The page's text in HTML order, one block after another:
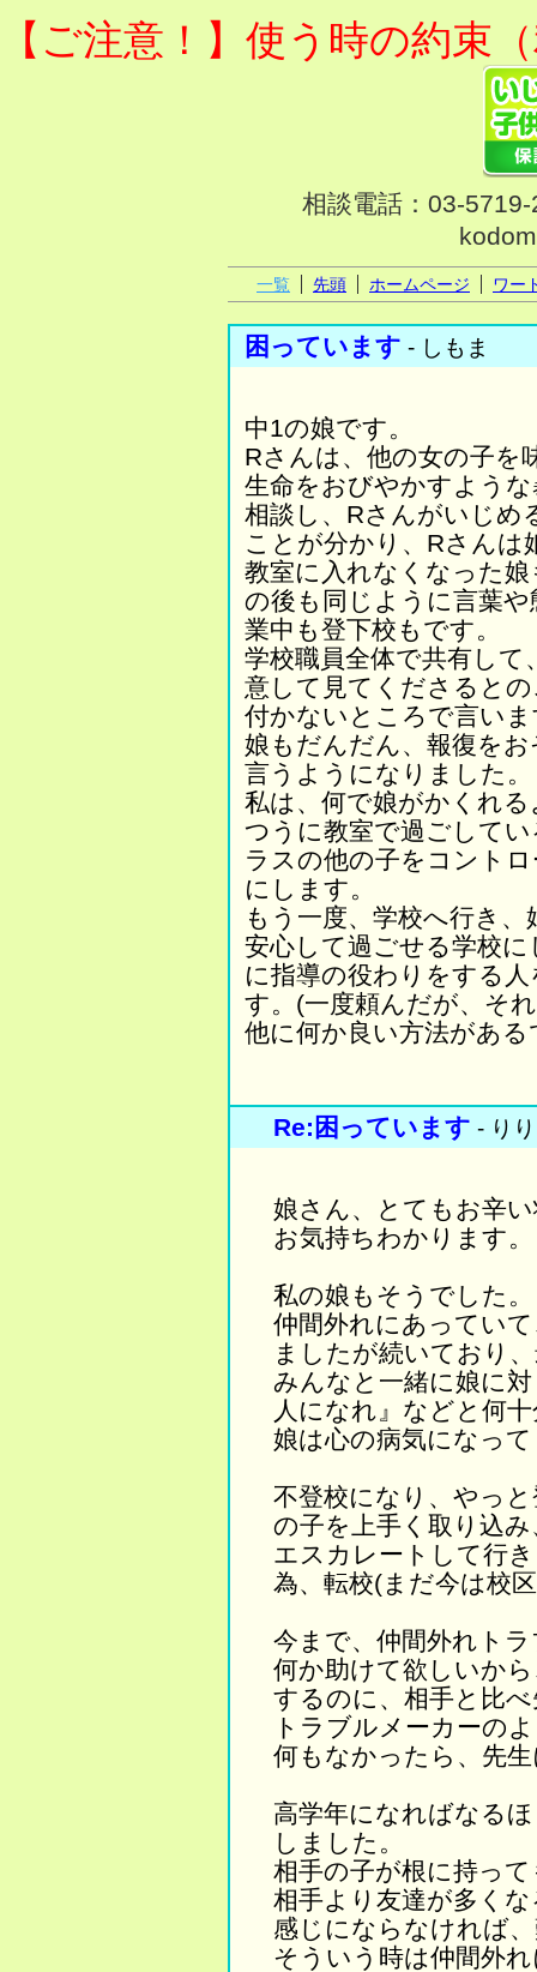
【ご注意！】使う時の約束
相談電話：03-
一覧 先頭 ホームページ ワー
困っています - しもま
中1の娘です。
Rさんは、他の女の子を
生命をおびやかすよう
相談し、Rさんがいじめ
ことが分かり、Rさんは
教室に入れなくなった
の後も同じように言葉
業中も登下校もです。
学校職員全体で共有し
意して見てくださると
付かないところで言い
娘もだんだん、報復を
言うようになりました。
私は、何で娘がかくれ
つうに教室で過ごして
ラスの他の子をコント
にします。
もう一度、学校へ行き
安心して過ごせる学校
に指導の役わりをする
す。(一度頼んだが、そ
他に何か良い方法があ
Re:困っています - りり
娘さん、とてもお辛
お気持ちわかります。
私の娘もそうでした。
仲間外れにあってい
ましたが続いており
みんなと一緒に娘に
人になれ』などと何
娘は心の病気になっ
不登校になり、やっ
の子を上手く取り込
エスカレートして行
為、転校(まだ今は校
今まで、仲間外れト
何か助けて欲しいか
するのに、相手と比
トラブルメーカーの
何もなかったら、先
高学年になればなる
しました。
相手の子が根に持っ
相手より友達が多く
感じにならなければ
そういう時は仲間外